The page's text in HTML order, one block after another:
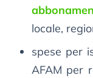
locale,
spese per
AFAM per